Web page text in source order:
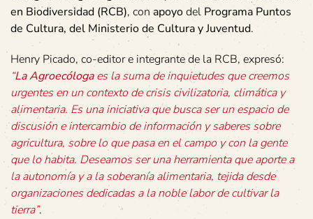
en Biodiversidad (RCB), con apoyodel Programa Puntos
de Cultura, del Ministerio de Cultura y Juventud.
Henry Picado, co-editor e integrante de la RCB, expresó:
“La Agroecólogaes la suma de inquietudes que creemos
urgentes en un contexto de crisis civilizatoria, climática y
alimentaria. Es una iniciativa que busca ser un espacio de
discusión e intercambio de información y saberes sobre
agricultura, sobre lo que pasa en el campo y con la gente
que lo habita. Deseamos ser una herramienta que aporte a
la autonomía y a la soberanía alimentaria, tejida desde
organizaciones dedicadas a la noble labor de cultivar la
tierra”.